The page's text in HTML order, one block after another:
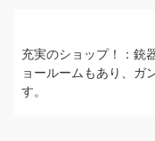
充実のショップ！：銃
ョールームもあり、ガ
す。